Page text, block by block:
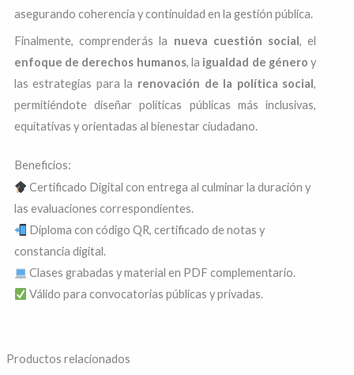
asegurando coherencia y continuidad en la gestión pública.
Finalmente, comprenderás la nueva cuestión social, el
enfoque de derechos humanos, la igualdad de género y
las estrategias para la renovación de la política social,
permitiéndote diseñar políticas públicas más inclusivas,
equitativas y orientadas al bienestar ciudadano.
Beneficios:​​
Certificado Digital con entrega al culminar la duración y
las evaluaciones correspondientes.
Diploma con código QR, certificado de notas y
constancia digital.
Clases grabadas y material en PDF complementario.
Válido para convocatorias públicas y privadas.
Productos relacionados